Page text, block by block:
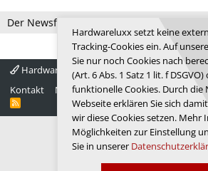
Der Newsfeed ist zur Zeit leer.
Hardwareluxx 4.0
Deutsch
Kontakt
Nutzungsbedingungen
R
Hardwareluxx setzt keine
Tracking-Cookies ein. Auf
Sie nur noch Cookies nach
(Art. 6 Abs. 1 Satz 1 lit. f
funktionelle Cookies. Durch die
Webseite erklären Sie sich
wir diese Cookies setzen.
Möglichkeiten zur Einstellung
Sie in unserer